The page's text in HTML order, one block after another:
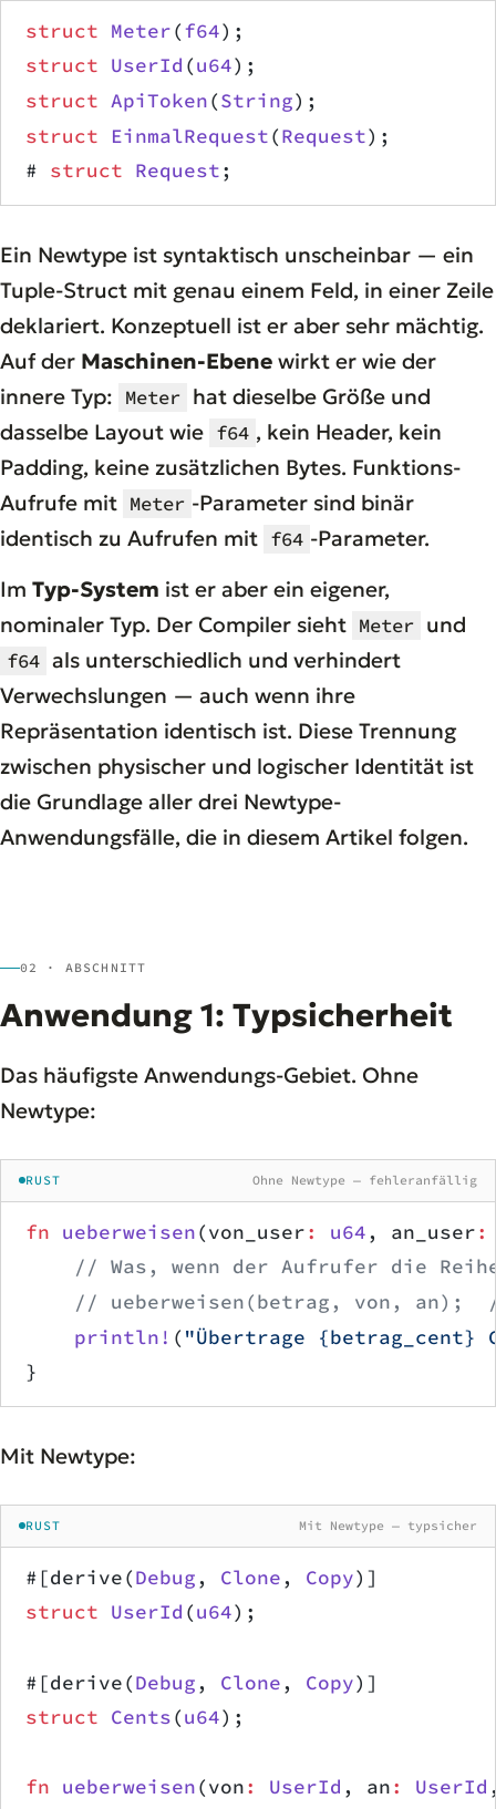
struct Meter(f64);
struct UserId (u64);
struct ApiToken(String);
struct EinmalRequest(Request);
# struct Request;
Ein Newtype ist syntaktisch unscheinbar — ein
Tuple-Struct mit genau einem Feld, in einer Zeile
deklariert. Konzeptuell ist er aber sehr mächtig.
Auf der Maschinen-Ebene wirkt er wie der
innere Typ: Meter hat dieselbe Größe und
dasselbe Layout wie f64 , kein Header, kein
Padding, keine zusätzlichen Bytes. Funktions-
Aufrufe mit Meter -Parameter sind binär
identisch zu Aufrufen mit f64 -Parameter.
Im Typ-System ist er aber ein eigener,
nominaler Typ. Der Compiler sieht Meter und
f64 als unterschiedlich und verhindert
Verwechslungen — auch wenn ihre
Repräsentation identisch ist. Diese Trennung
zwischen physischer und logischer Identität ist
die Grundlage aller drei Newtype-
Anwendungsfälle, die in diesem Artikel folgen.
02 · ABSCHNITT
Anwendung 1: Typsicherheit
Das häufigste Anwendungs-Gebiet. Ohne
Newtype:
RUST Ohne Newtype — fehleranfällig
fn ueberweisen(von_user: u64, an_user:
// Was, wenn der Aufrufer die
// ueberweisen(betrag, von, an);
    println!
( "Übertrage {betrag_cent}
}
Mit Newtype:
RUST Mit Newtype — typsicher
#[derive(Debug, Clone, Copy)]
struct UserId (u64);
#[derive(Debug, Clone, Copy)]
struct Cents(u64);
fn ueberweisen(von: UserId , an: UserId